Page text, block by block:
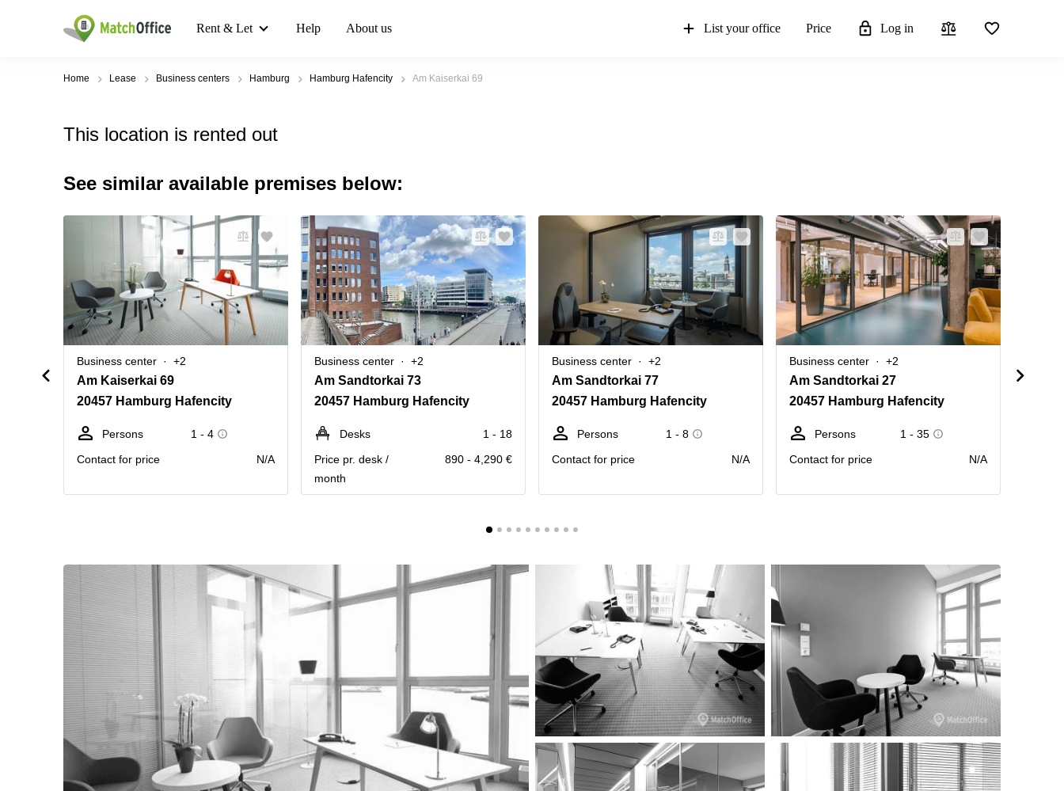
Rent & Let Help About us List your office Price Log in
Home Lease Business centers Hamburg Hamburg Hafencity Am Kaiserkai 69
This location is rented out
See similar available premises below:
Business center +2
Am Kaiserkai 69
20457 Hamburg Hafencity
Persons
1 - 4
Contact for price
N/A
Business center +2
Am Sandtorkai 73
20457 Hamburg Hafencity
Desks
1 - 18
Price pr. desk /
month
890 - 4,290 €
Business center +2
Am Sandtorkai 77
20457 Hamburg Hafencity
Persons
1 - 8
Contact for price
N/A
Business center +2
Am Sandtorkai 27
20457 Hamburg Hafencity
Persons
1 - 35
Contact for price
N/A